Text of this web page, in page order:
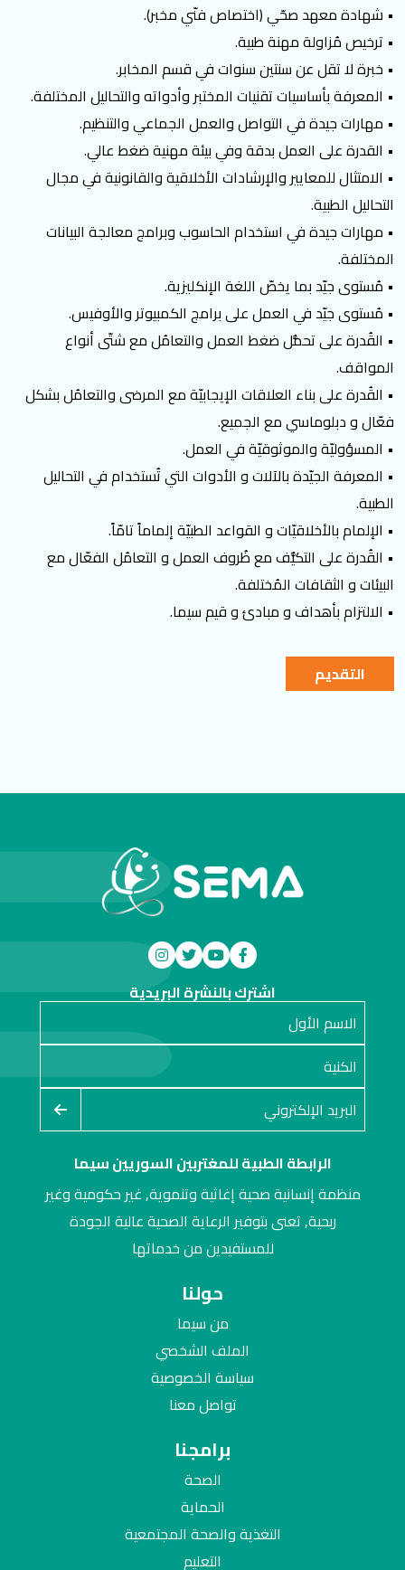
• شهادة معهد صحّي (اختصاص فنّي مخبر).
• ترخيص مُزاولة مهنة طبية.
• خبرة لا تقل عن سنتين سنوات في قسم المخابر.
• المعرفة بأساسيات تقنيات المختبر وأدواته والتحاليل المختلفة.
• مهارات جيدة في التواصل والعمل الجماعي والتنظيم.
• القدرة على العمل بدقة وفي بيئة مهنية ضغط عالي.
• الامتثال للمعايير والإرشادات الأخلاقية والقانونية في مجال
التحاليل الطبية.
• مهارات جيدة في استخدام الحاسوب وبرامج معالجة البيانات
المختلفة.
• مُستوى جيّد بما يخصّ اللغة الإنكليزية.
• مُستوى جيّد في العمل على برامج الكمبيوتر والأوفيس.
• القُدرة على تحمُّل ضغط العمل والتعامُل مع شتّى أنواع
المواقف.
• القُدرة على بناء العلاقات الإيجابيّة مع المرضى والتعامُل بشكل
فعّال و دبلوماسي مع الجميع.
• المسؤوليّة والموثوقيّة في العمل.
• المعرفة الجيّدة بالآلات و الأدوات التي تُستخدام في التحاليل
الطبية.
• الإلمام بالأخلاقيّات و القواعد الطبيّة إلماماً تامّاً.
• القُدرة على التكيُّف مع ظُروف العمل و التعامُل الفعّال مع
البيئات و الثقافات المُختلفة.
• الالتزام بأهداف و مبادئ و قيم سيما.
التقديم
الرابطة الطبية للمغتربين السوريين سيما
منظمة إنسانية صحية إغاثية وتنموية, غير حكومية وغير
ربحية, تعنى بتوفير الرعاية الصحية عالية الجودة
للمستفيدين من خدماتها
اشترك بالنشرة البريدية
حولنا
من سيما
الملف الشخصي
سياسة الخصوصية
تواصل معنا
برامجنا
الصحة
الحماية
التغذية والصحة المجتمعية
التعليم